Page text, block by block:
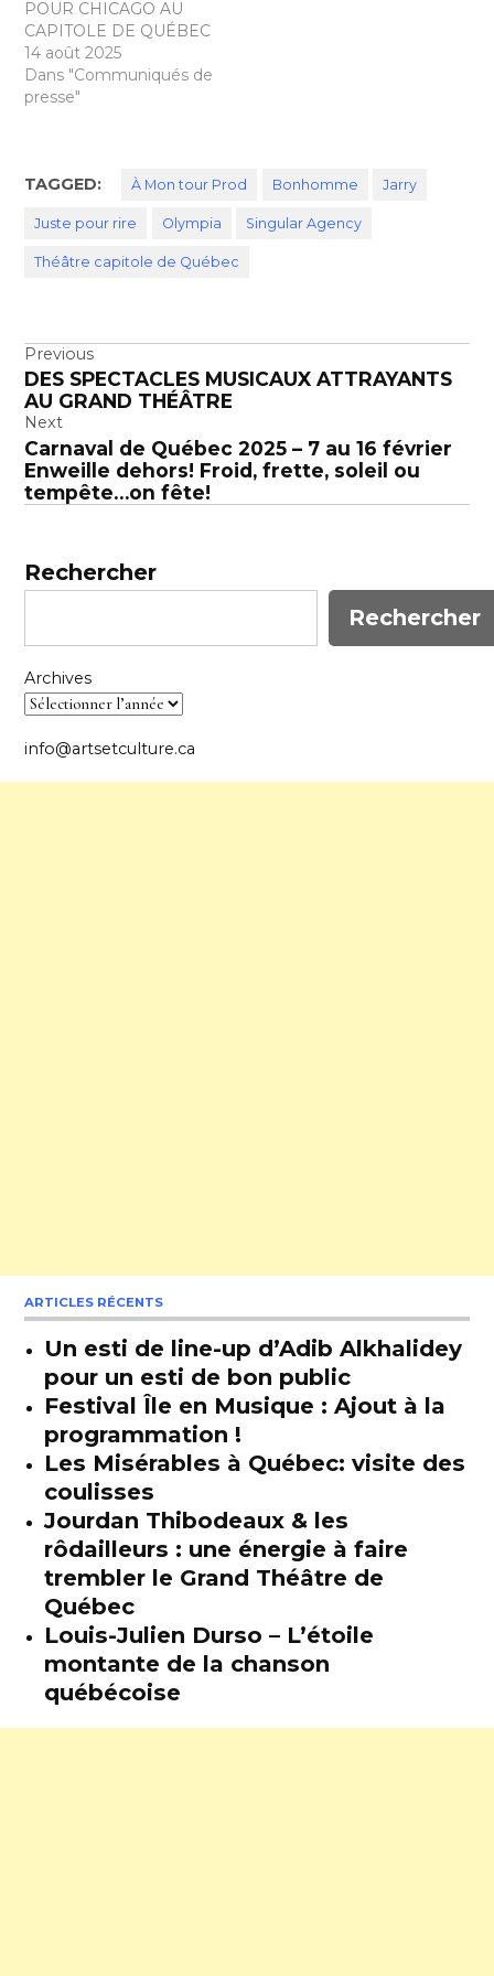
POUR CHICAGO AU
CAPITOLE DE QUÉBEC
14 août 2025
Dans "Communiqués de
presse"
TAGGED: À Mon tour Prod Bonhomme Jarry
Juste pour rire Olympia Singular Agency
Théâtre capitole de Québec
Navigation
de
l’article
Previous
DES SPECTACLES MUSICAUX ATTRAYANTS
AU GRAND THÉÂTRE
Next
Carnaval de Québec 2025 – 7 au 16 février
Enweille dehors! Froid, frette, soleil ou
tempête…on fête!
Rechercher
Rechercher
Archives
info@artsetculture.ca
ARTICLES RÉCENTS
Un esti de line-up d’Adib Alkhalidey
pour un esti de bon public
Festival Île en Musique : Ajout à la
programmation !
Les Misérables à Québec: visite des
coulisses
Jourdan Thibodeaux & les
rôdailleurs : une énergie à faire
trembler le Grand Théâtre de
Québec
Louis-Julien Durso – L’étoile
montante de la chanson
québécoise